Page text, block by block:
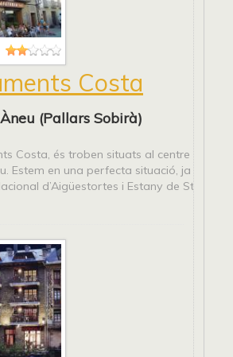
Costa
(Pallars Sobirà)
Costa, és troben situats al centre del
Estem en una perfecta situació, ja que
d’Aigüestortes i Estany de St.